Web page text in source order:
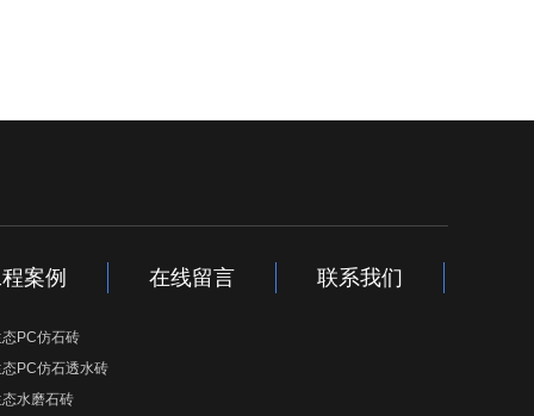
案例
PC仿石砖
PC仿石透水砖
水磨石砖
在线留言 联系我们